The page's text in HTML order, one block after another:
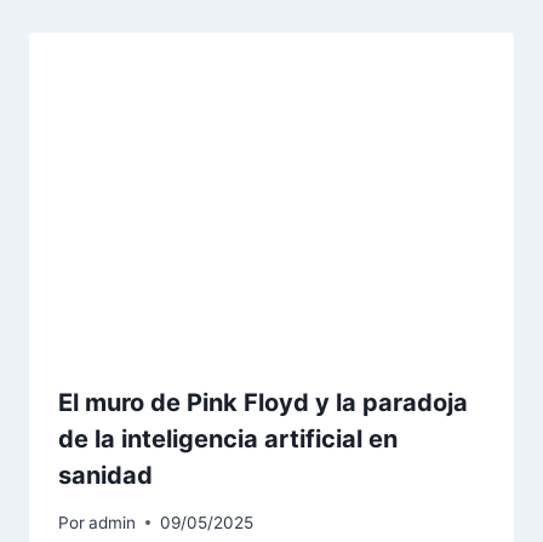
El muro de Pink Floyd y la paradoja
de la inteligencia artificial en
sanidad
Poradmin 09/05/2025